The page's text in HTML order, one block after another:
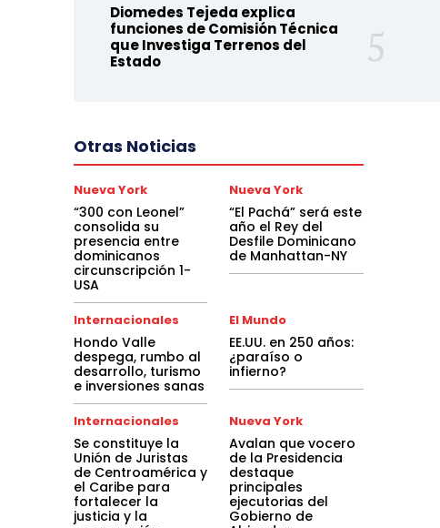
Diomedes Tejeda explica
funciones de Comisión Técnica
que Investiga Terrenos del
Estado
Otras Noticias
Nueva York
“300 con Leonel”
consolida su
presencia entre
dominicanos
circunscripción 1-
USA
Nueva York
“El Pachá” será este
año el Rey del
Desfile Dominicano
de Manhattan-NY
Internacionales
Hondo Valle
despega, rumbo al
desarrollo, turismo
e inversiones sanas
El Mundo
EE.UU. en 250 años:
¿paraíso o
infierno?
Internacionales
Se constituye la
Unión de Juristas
de Centroamérica y
el Caribe para
fortalecer la
justicia y la
Nueva York
Avalan que vocero
de la Presidencia
destaque
principales
ejecutorias del
Gobierno de